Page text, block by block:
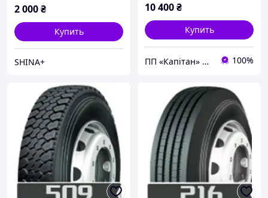
2 000₴
Купить
SHINA+
10 400₴
Купить
ПП «Капітан» | AUTO & ENERGY⭐️⭐️⭐️⭐️⭐️ 100%